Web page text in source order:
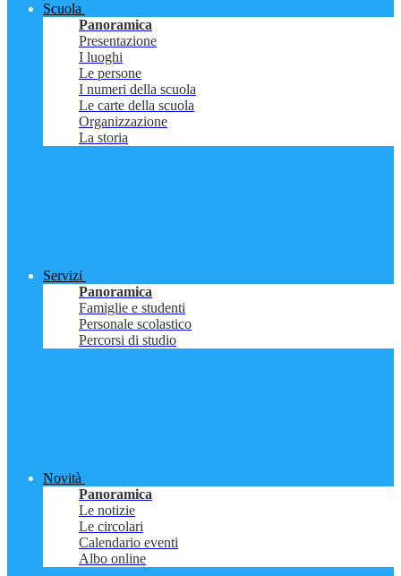
Scuola
Panoramica
Presentazione
I luoghi
Le persone
I numeri della scuola
Le carte della scuola
Organizzazione
La storia
Servizi
Panoramica
Famiglie e studenti
Personale scolastico
Percorsi di studio
Novità
Panoramica
Le notizie
Le circolari
Calendario eventi
Albo online